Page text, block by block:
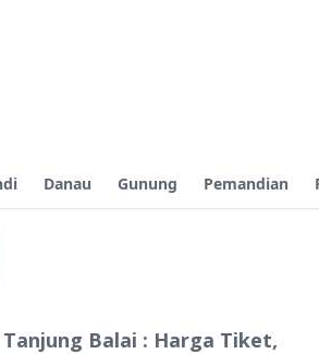
Danau Gunung Pemandian
Balai : Harga Tiket,